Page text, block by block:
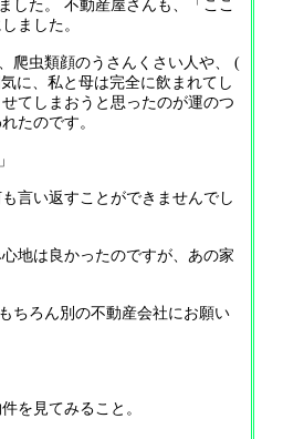
した。 不動産屋さんも、「ここ
ました。
爬虫類顔のうさんくさい人や、 (
に、私と母は完全に飲まれてし
てしまおうと思ったのが運のつ
たのです。
言い返すことができませんでし
地は良かったのですが、あの家
ちろん別の不動産会社にお願い
を見てみること。